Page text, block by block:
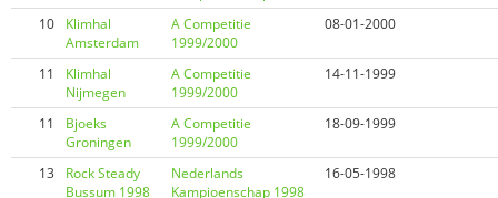
10
Klimhal
Amsterdam
A Competitie
1999/2000
08-01-2000
11
Klimhal
Nijmegen
A Competitie
1999/2000
14-11-1999
11
Bjoeks
Groningen
A Competitie
1999/2000
18-09-1999
13
Rock Steady
Bussum 1998
Nederlands
Kampioenschap 1998
16-05-1998